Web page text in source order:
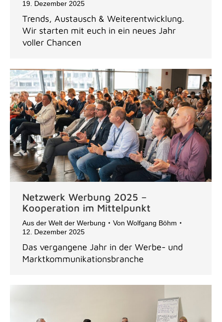
19. Dezember 2025
Trends, Austausch & Weiterentwicklung.
Wir starten mit euch in ein neues Jahr
voller Chancen
Netzwerk Werbung 2025 –
Kooperation im Mittelpunkt
Aus der Welt der Werbung Von Wolfgang Böhm
12. Dezember 2025
Das vergangene Jahr in der Werbe- und
Marktkommunikationsbranche